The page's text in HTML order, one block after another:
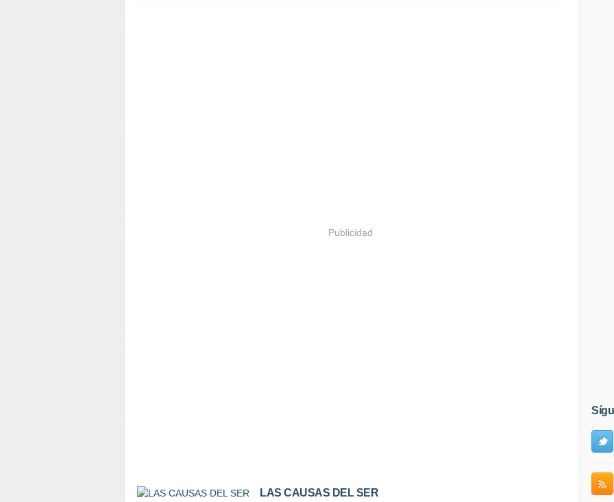
Publicidad
LAS CAUSAS DEL SER